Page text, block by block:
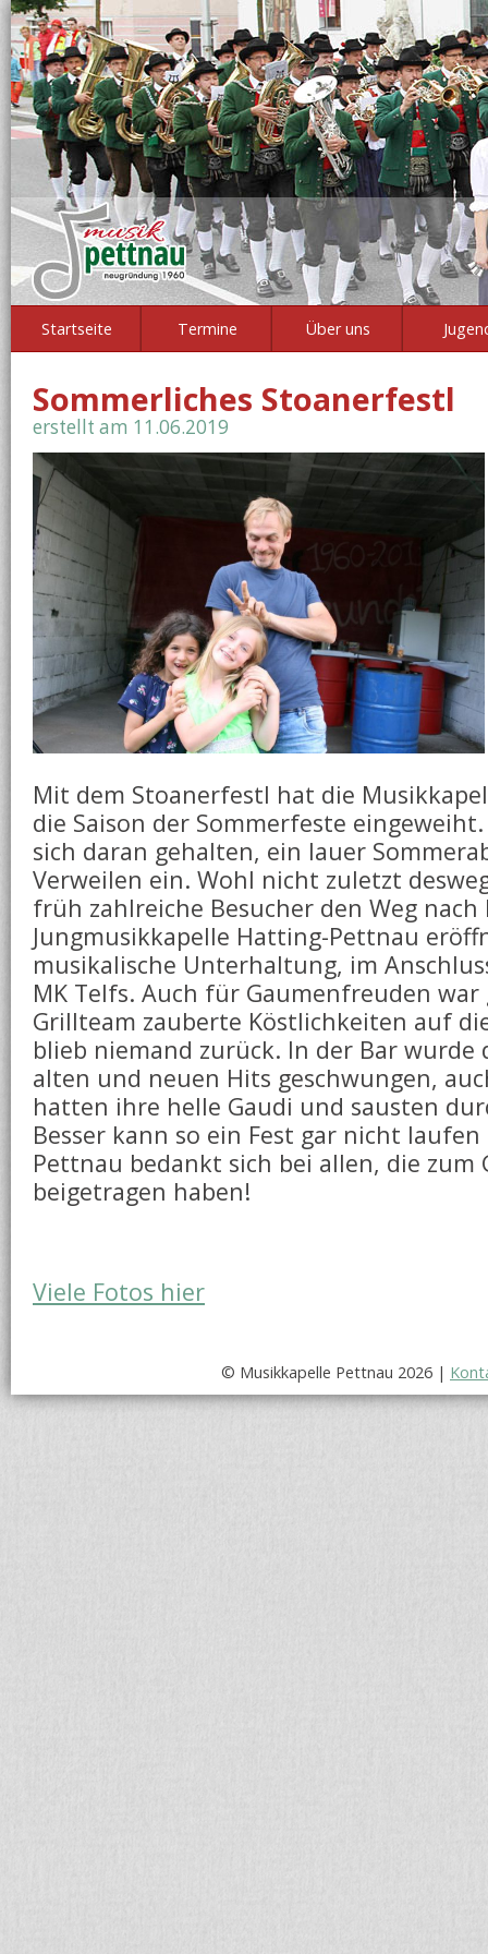
Startseite Termine Über uns
Sommerliches Stoanerfestl
erstellt am 11.06.2019
Mit dem Stoanerfestl hat die
die Saison der Sommerfeste
sich daran gehalten, ein lauer
Verweilen ein. Wohl nicht zuletzt
früh zahlreiche Besucher den Weg nach
Jungmusikkapelle Hatting-Pettnau
musikalische Unterhaltung, im
MK Telfs. Auch für Gaumenfreuden war
Grillteam zauberte Köstlichkeiten auf
blieb niemand zurück. In der Bar wurde
alten und neuen Hits geschwungen,
hatten ihre helle Gaudi und sausten
Besser kann so ein Fest gar nicht
Pettnau bedankt sich bei allen, die zum
beigetragen haben!
Viele Fotos hier
© Musikkapelle Pettnau 2026 |